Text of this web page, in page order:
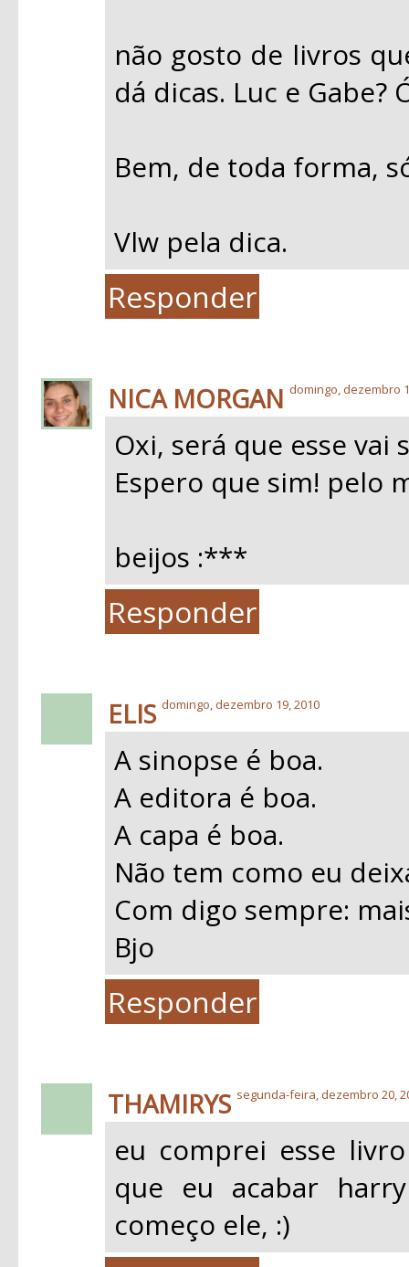
não gosto de livros
dá dicas. Luc e Gabe?
Bem, de toda forma,
Vlw pela dica.
Responder
NICA MORGAN domingo, dezembro
Oxi, será que esse vai
Espero que sim! pelo
beijos :***
Responder
ELIS domingo, dezembro 19, 2010
A sinopse é boa.
A editora é boa.
A capa é boa.
Não tem como eu
Com digo sempre:
Bjo
Responder
THAMIRYS segunda-feira, dezembro 20,
eu comprei esse
que eu acabar
começo ele, :)